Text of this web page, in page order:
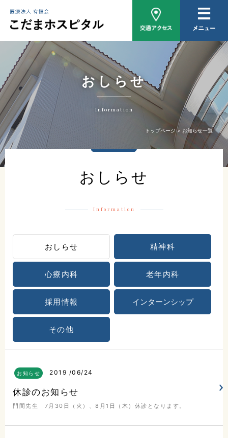
医師紹介
外来について
入院について
家族相談
こだまホスピタル
おしらせ
Information
トップページ お知らせ一覧
おしらせ
Information
おしらせ 精神科
心療内科 老年内科
採用情報 インターンシップ
その他
お知らせ 2019 06/24
休診のお知らせ
門間先生 7月30日（火）、8月1日（木）休診となります。